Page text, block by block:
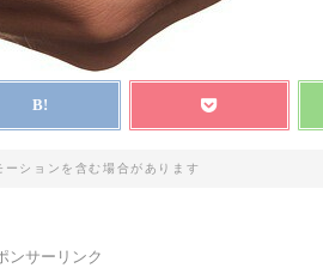
ーションを含む場合があります
ンサーリンク